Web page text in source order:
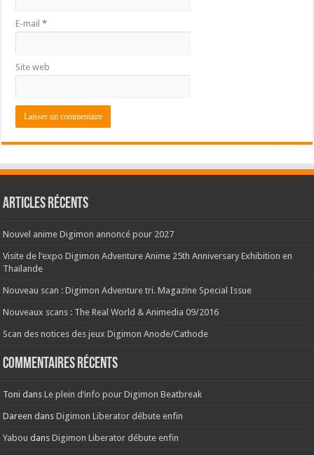
E-mail*
Site web
Articles récents
Nouvel anime Digimon annoncé pour 2027
Visite de l’expo Digimon Adventure Anime 25th Anniversary Exhibition en
Thaïlande
Nouveau scan : Digimon Adventure tri. Magazine Special Issue
Nouveaux scans : The Real World & Animedia 09/2016
Scan des notices des jeux Digimon Anode/Cathode
Commentaires récents
Toni dansLe plein d’info pour Digimon Beatbreak
Dareen dansDigimon Liberator débute enfin
Yabou dansDigimon Liberator débute enfin